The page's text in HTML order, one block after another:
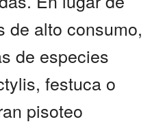
de alto consumo,
de especies
festuca o
pisoteo